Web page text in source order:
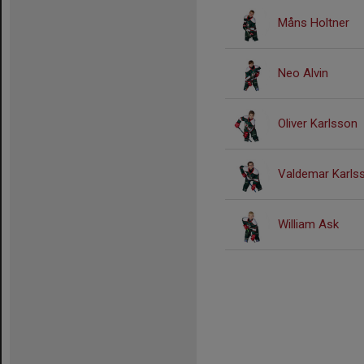
Måns Holtner
Neo Alvin
Oliver Karlsson
Valdemar
William Ask